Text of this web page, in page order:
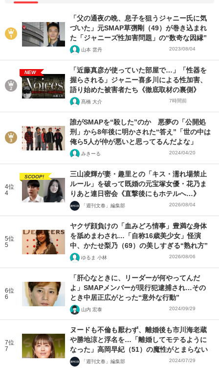
「父の通夜の晩、息子を狙うジャニー氏に気
づいた」元SMAP草彅剛（49）が巻き込まれ
た「ジャニーズ性加害問題」の“数奇な因縁”
山本 雲丹 2023/08/04
NEW
「近藤真彦が使っていた部屋で…」「性器を
握らされる」ジャニー喜多川による性加害、
語り始めた被害者たち《徹底取材の裏側》
髙橋 大介 7時間前
誰がSMAPを“殺した”のか 悪夢の「公開処
刑」から8年後に明かされた“答え”「世の中は
俺ら5人が仲が悪いと思ってるんだよな」
みきーる 2024/04/20
4位
4
SCOOP!
三山凌輝が妻・趣里との「キス・濡れ場禁止
ルール」を破って既婚の元宝塚女優・花乃ま
りあと連日密会《直撃後にもホテルへ…》
「週刊文春」編集部 2026/08/04
5位
5
ヤクザ顔負けの「血みどろ情事」豊満な身体
を舐めまわされ…「自称16歳美少女」怪演
中、かたせ梨乃（69）の美しすぎる“熟れ方”
ゆるま 小林 2026/08/06
6位
6
「肝心なときに、リーダーが何やってんだ
よ」SMAPメンバーが現行犯逮捕され…その
とき中居正広がとった“意外な行動”
山内 宏泰 2024/09/29
7位
7
ヌードも不倫も厭わず、離婚後も市川海老蔵
や勝地涼と浮名を…「離婚してモテるように
なった」高岡早紀（51）の魔性がとまらない
「週刊文春」編集部 2024/07/29